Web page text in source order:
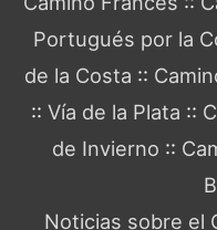
Portugués por la
de la Costa ::
:: Vía de la Plata ::
de Invierno ::
Noticias sobre el